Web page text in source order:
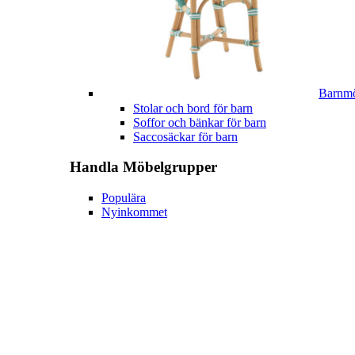
Stolar och bord för barn
Soffor och bänkar för barn
Saccosäckar för barn
Handla Möbelgrupper
Populära
Nyinkommet